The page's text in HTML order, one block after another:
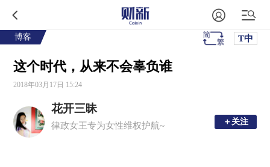
博客 T中
这个时代，从来不会辜负谁
2018年03月17日 15:24
花开三昧
律政女王专为女性维权护航~ ＋关注
＋关注